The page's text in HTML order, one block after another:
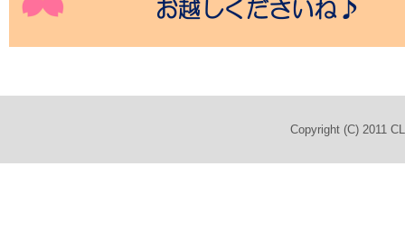
Copyright (C) 2011